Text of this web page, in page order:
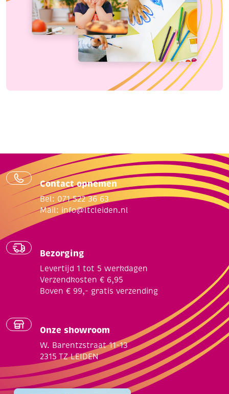
Contact opnemen
Bel: 071 522 36 63
Mail: info@ltcleiden.nl
Bezorging
Levertijd 1 tot 5 werkdagen
Verzendkosten € 6,95
Boven € 99,- gratis verzending
Onze showroom
W. Barentzstraat 11-13
2315 TZ LEIDEN